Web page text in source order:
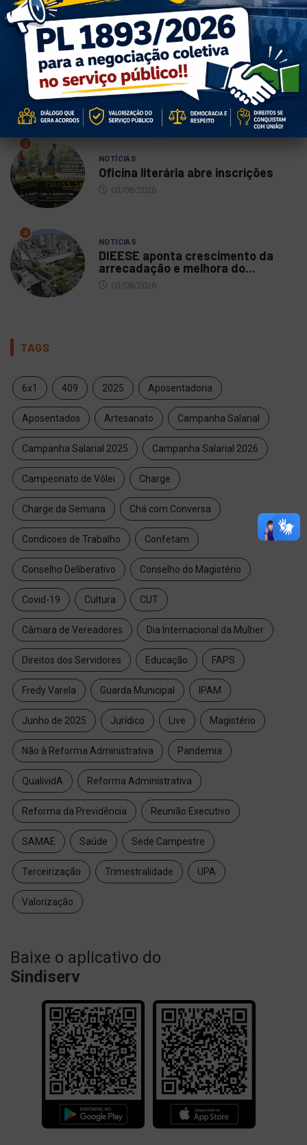
07/08/2026
2
NOTÍCIAS
Vote SIM pelo PL da negociação
coletiva no...
3
NOTÍCIAS
Oficina literária abre inscrições
03/08/2026
4
NOTÍCIAS
DIEESE aponta crescimento da
arrecadação e melhora do...
03/08/2026
TAGS
6x1 409 2025 Aposentadoria
Aposentados Artesanato Campanha Salarial
Campanha Salarial 2025 Campanha Salarial 2026
Campeonato de Vôlei Charge
Charge da Semana Chá com Conversa
Condicoes de Trabalho Confetam
Conselho Deliberativo Conselho do Magistério
Covid-19 Cultura CUT
Câmara de Vereadores Dia Internacional da Mulher
Direitos dos Servidores Educação FAPS
Fredy Varela Guarda Municipal IPAM
Junho de 2025 Jurídico Live Magistério
Não à Reforma Administrativa Pandemia
QualividA Reforma Administrativa
Reforma da Previdência Reunião Executivo
SAMAE Saúde Sede Campestre
Terceirização Trimestralidade UPA
Valorização
Baixe o aplicativo do
Sindiserv